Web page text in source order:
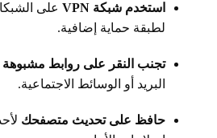
استخدم شبكة VPN
على
لطبقة حماية إضافية.
تجنب النقر على روابط مشبوهة
البريد أو الوسائط الاجتماعية.
حافظ على تحديث متصفحك